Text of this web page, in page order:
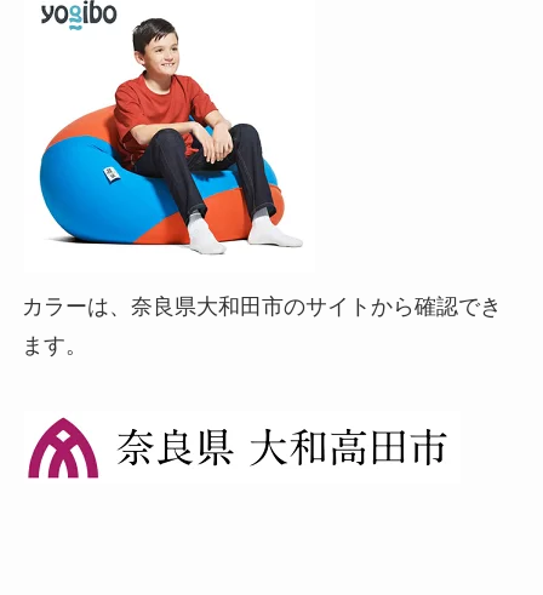
カラーは、奈良県大和田市のサイトから確認でき
ます。